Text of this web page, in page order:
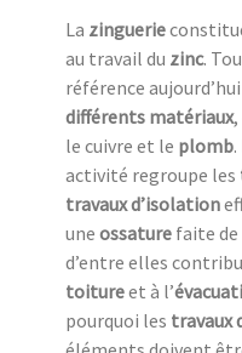
La zinguerie
au travail du zinc.
référence
différents matériaux
le cuivre et le plomb
activité regroupe les
travaux d’isolation
une ossature faite de
d’entre elles
toitureet à l’
pourquoi les travaux